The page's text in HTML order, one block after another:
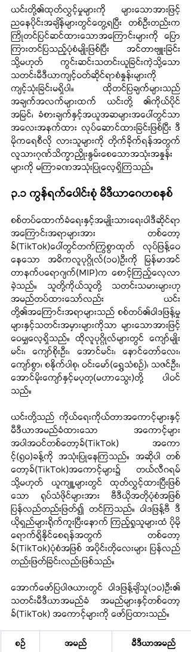
ယင်းတို့၏ထုတ်လွှင့်မှုများကို များသောအားဖြင့်
ညနေပိုင်းအချိန်များတွင်တွေ့ရပြီး တစ်ဦးတည်းက
ကြိုတင်ပြင်ဆင်ထားသောအကြောင်းများကို ပြော
ကြားတင်ပြသည့်ပုံစံမျိုးဖြစ်ပြီး အင်တာဗျူးခြင်း
သို့မဟုတ် ကွင်းဆင်းသတင်းယူခြင်းကဲ့သို့သော
သတင်းမီဒီယာကျင့်ဝတ်ဆိုင်ရာစံနှုန်းများကို
ကျင့်သုံးခြင်းမရှိပါ။ ထိုတင်ပြချက်များသည်
အချက်အလက်များထက် ယင်းတို့ ၏ကိုယ်ပိုင်
အမြင်၊ ခံစားချက်နှင့်အယူအဆများအပေါ်တွင်သာ
အလေးအနက်ထား လုပ်ဆောင်ထားခြင်းဖြစ်ပြီး ဒီ
မိုကရေစီလို လားသူများကို တိုက်ခိုက်ရန်အတွက်
လူသားဂုဏ်သိက္ခာညှိုးနွမ်းစေသောအသုံးအနှုန်း
များကို မကြာခဏအသုံးပြုလေ့ရှိကြသည်။
၃.၁ ကွန်ရက်ပေါင်းစုံ မီဒီယာဂေဟစနစ်
စစ်တပ်ထောက်ခံရေးနှင့်အမျိုးသားရေးဝါဒီဆိုင်ရာ
အကြောင်းအရာများအား တစ်တော့
ခ်(TikTok)ပေါ်တွင်တက်ကြွစွာထုတ် လုပ်ဖြန့်ဝေ
နေသော အဓိကလူပုဂ္ဂိုလ်(၁၀)ဦးကို မြန်မာအင်
တာနက်ပရောဂျက်(MIP)က စောင့်ကြည့်လေ့လာ
ခဲ့သည်။ သူတို့ကိုယ်သူတို့ သတင်းသမားများဟု
အမည်တပ်ထားသော်လည်း ယင်း
တို့၏အကြောင်းအရာများသည် စစ်တပ်၏ဝါဒဖြန့်မှု
များနှင့်သတင်းအမှားများကိုသာ များသောအားဖြင့်
ဝေမျှလေ့ရှိသည်။ ထိုလူပုဂ္ဂိုလ်များတွင် ကျော်မျိုး
မင်း၊ ကျော်စိုးဦး၊ အောင်မင်း၊ နောင်တော်လေး၊
ကျော်စွာ၊ စနိုက်ပါစု၊ ဝင်းမော်(ရွှေသံစဉ်)၊ သဇင်ဦး၊
အောင်မိုးကျော်နှင့်မပုတု(မဟာသွေး)တို့ ပါဝင်
သည်။
ယင်းတို့သည် ကိုယ်ရေးကိုယ်တာအကောင့်များနှင့်
မီဒီယာအမည်ခံထားသော အကောင့်များ
အပါအဝင်တစ်တော့ခ်(TikTok) အကော
င့်(၅၀)ခန့်ကို အသုံးပြုနေကြသည်။ အဆိုပါ တစ်
တော့ခ်(TikTok)အကောင့်များ၌ တယ်လီဂရမ်
သို့မဟုတ် ယူကျူ့များတွင် ထုတ်လွှင့်ထားပြီးဖြစ်
သော ရုပ်သံဖိုင်များအား ဗီဒီယိုအတိုပုံစံအဖြစ်
ပြန်လည်တည်းဖြတ်၍ တင်ကြသည်။ ဝါဒဖြန့်ဗီ ဒီ
ယိုရှည်များရိုက်ကူးပြီးနောက် ကြည့်ရှုသူများထံ ပိုမို
ရောက်ရှိနိုင်စေရန်အတွက် တစ်တော့
ခ်(TikTok)ပုံစံအဖြစ် အပိုင်းတိုလေးများ ပြန်လည်
တည်းဖြတ်ခြင်းလည်းဖြစ်သည်။
အောက်ဖော်ပြပါဇယားတွင် ဝါဒဖြန့်ချိသူ(၁၀)ဦး၏
သတင်းမီဒီယာအမည်ခံ အမည်များနှင့်တစ်တော့
ခ်(TikTok) အကောင့်များကို ဖော်ပြထားသည်။
စဉ် အမည် မီဒီယာအမည်